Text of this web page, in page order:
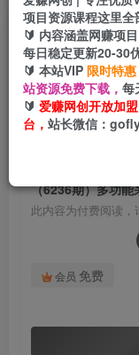
（6236期）多
本，支持21个
爱赚网创
2年前发布
此内容为付费阅读，
会员 免费
项目资源课程这里全
🔰 内容涵盖网赚项
每日稳定更新20-30
🔰 本站VIP 限时特惠
站资源免费下载， 每
🔰 爱赚网创开放加
台， 站长微信：